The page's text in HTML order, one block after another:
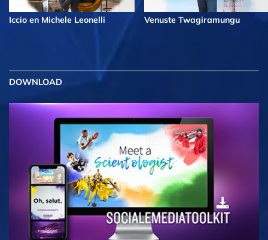
Iccio en Michele Leonelli Venuste Twagiramungu
DOWNLOAD